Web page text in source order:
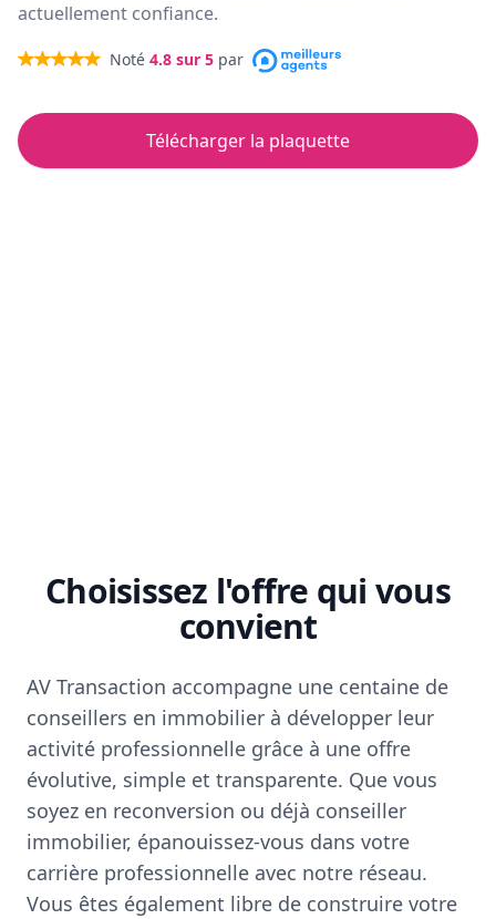
actuellement confiance.
Noté 4.8 sur 5 par
Télécharger la plaquette
Choisissez l'offre qui vous
convient
AV Transaction accompagne une centaine de
conseillers en immobilier à développer leur
activité professionnelle grâce à une offre
évolutive, simple et transparente. Que vous
soyez en reconversion ou déjà conseiller
immobilier, épanouissez-vous dans votre
carrière professionnelle avec notre réseau.
Vous êtes également libre de construire votre